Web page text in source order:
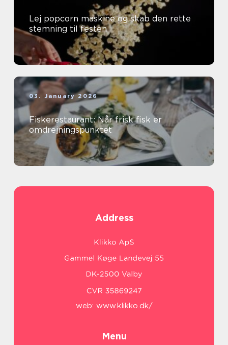
Lej popcorn maskine og skab den rette
stemning til festen
03. January 2026
Fiskerestaurant: Når frisk fisk er
omdrejningspunktet
Address
web: www.klikko.dk/
Menu